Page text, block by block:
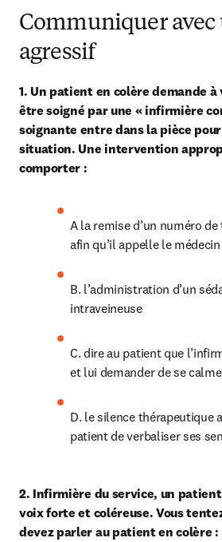
Communiquer avec
agressif
1. Un patient en colère demande
être soigné par une « infirmière
soignante entre dans la pièce
situation. Une intervention
comporter :
A la remise d’un numéro
afin qu’il appelle le médecin
B. l’administration d’un
intraveineuse
C. dire au patient que
et lui demander de se
D. le silence thérapeutique
patient de verbaliser ses
2. Infirmière du service, un patient
voix forte et coléreuse. Vous
devez parler au patient en colère :